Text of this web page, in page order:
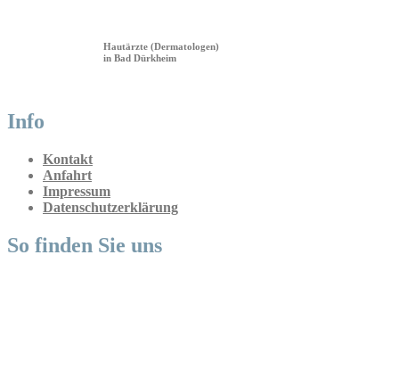
Hautärzte (Dermatologen)
in Bad Dürkheim
Info
Kontakt
Anfahrt
Impressum
Datenschutzerklärung
So finden Sie uns